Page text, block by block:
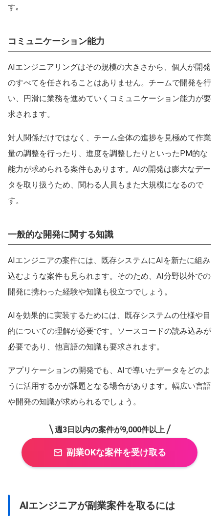
す｡
コミュニケーション能力
AIエンジニアリングはその規模の大きさから、個人が開発
のすべてを任されることはありません。チームで開発を行
い、円滑に業務を進めていくコミュニケーション能力が要
求されます。
対人関係だけではなく、チーム全体の進捗を見極めて作業
量の調整を行ったり、進度を調整したりといったPM的な
能力が求められる案件もあります。AIの開発は膨大なデー
タを取り扱うため、関わる人員もまた大規模になるので
す。
一般的な開発に関する知識
AIエンジニアの案件には、既存システムにAIを新たに組み
込むような案件も見られます。そのため、AI分野以外での
開発に携わった経験や知識も役立つでしょう。
AIを効果的に実装するためには、既存システムの仕様や目
的についての理解が必要です。ソースコードの読み込みが
必要であり、他言語の知識も要求されます。
アプリケーションの開発でも、AIで導いたデータをどのよ
うに活用するかが課題となる場合があります。幅広い言語
や開発の知識が求められるでしょう。
週3日以内の案件が9,000件以上
副業OKな案件を受け取る
AIエンジニアが副業案件を取るには